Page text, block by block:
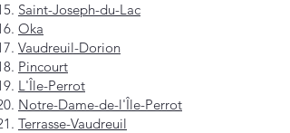
Saint-Joseph-du-Lac
Oka
Vaudreuil-Dorion
Pincourt
L'Île-Perrot
Notre-Dame-de-l'Île-Perrot
Terrasse-Vaudreuil